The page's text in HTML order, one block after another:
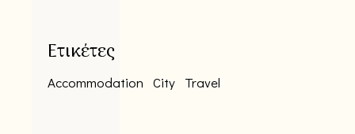
Ετικέτες
Accommodation City Travel